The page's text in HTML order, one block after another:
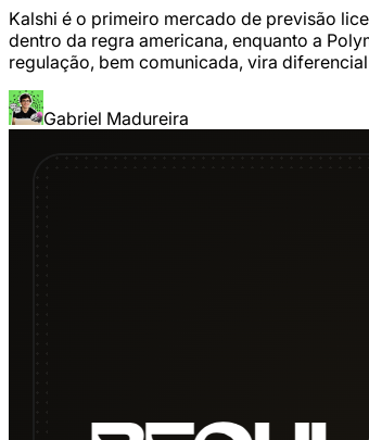
Kalshi é o primeiro mercado de previsão
dentro da regra americana, enquanto a
regulação, bem comunicada, vira
Gabriel Madureira